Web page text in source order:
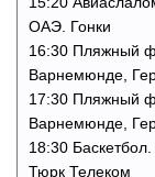
ОАЭ. Гонки
16:30 Пляжный
Варнемюнде,
17:30 Пляжный
Варнемюнде,
18:30
Тюрк Телеком